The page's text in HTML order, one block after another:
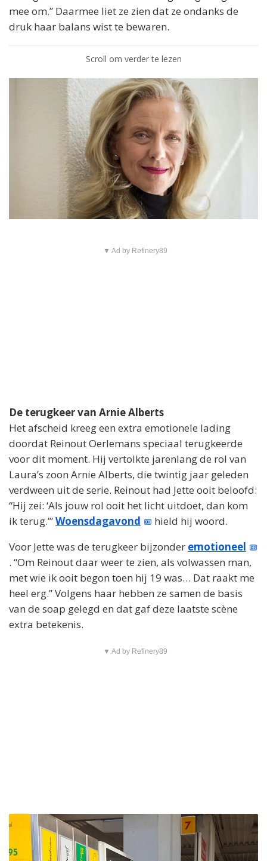
mee om.” Daarmee liet ze zien dat ze ondanks de
druk haar balans wist te bewaren.
Scroll om verder te lezen
▼ Ad by Refinery89
De terugkeer van Arnie Alberts
Het afscheid kreeg een extra emotionele lading
doordat Reinout Oerlemans speciaal terugkeerde
voor dit moment. Hij vertolkte jarenlang de rol van
Laura’s zoon Arnie Alberts, die twintig jaar geleden
verdween uit de serie. Reinout had Jette ooit beloofd:
“Hij zei: ‘Als jouw rol ooit het licht uitdoet, dan kom
ik terug.’”Woensdagavond
hield hij woord.
Voor Jette was de terugkeer bijzonder emotioneel
. “Om Reinout daar weer te zien, als volwassen man,
met wie ik ooit begon toen hij 19 was… Dat raakt me
heel erg.” Volgens haar hebben ze samen de basis
van de soap gelegd en dat gaf deze laatste scène
extra betekenis.
▼ Ad by Refinery89